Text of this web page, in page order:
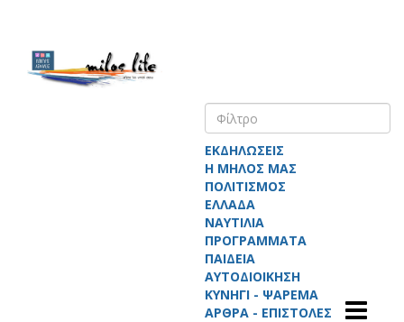
ΕΚΔΗΛΩΣΕΙΣ
Η ΜΗΛΟΣ ΜΑΣ
ΠΟΛΙΤΙΣΜΟΣ
ΕΛΛΑΔΑ
ΝΑΥΤΙΛΙΑ
ΠΡΟΓΡΑΜΜΑΤΑ
ΠΑΙΔΕΙΑ
ΑΥΤΟΔΙΟΙΚΗΣΗ
ΚΥΝΗΓΙ - ΨΑΡΕΜΑ
ΑΡΘΡΑ - ΕΠΙΣΤΟΛΕΣ